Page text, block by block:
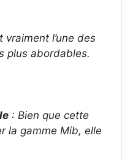
vraiment l’une des
plus abordables.
: Bien que cette
la gamme Mib, elle